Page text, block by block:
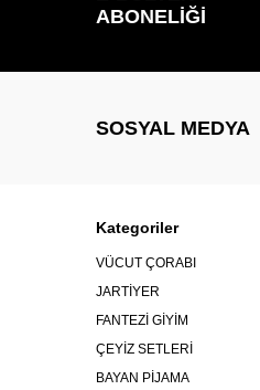
ABONELIĞI
SOSYAL MEDYA
Kategoriler
VÜCUT ÇORABI
JARTİYER
FANTEZİ GİYİM
ÇEYİZ SETLERİ
BAYAN PİJAMA